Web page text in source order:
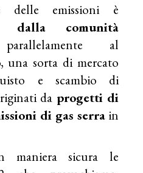
delle emissioni è
dalla comunità
al
sorta di mercato
e scambio di
da progetti di
di gas serrain
maniera sicura le